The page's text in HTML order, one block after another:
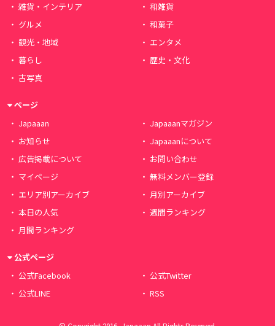
雑貨・インテリア
和雑貨
グルメ
和菓子
観光・地域
エンタメ
暮らし
歴史・文化
古写真
ページ
Japaaan
Japaaanマガジン
お知らせ
Japaaanについて
広告掲載について
お問い合わせ
マイページ
無料メンバー登録
エリア別アーカイブ
月別アーカイブ
本日の人気
週間ランキング
月間ランキング
公式ページ
公式Facebook
公式Twitter
公式LINE
RSS